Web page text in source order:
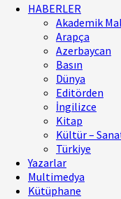
HABERLER
Akademik
Arapça
Azerbaycan
Basın
Dünya
Editörden
İngilizce
Kitap
Kültür –
Türkiye
Yazarlar
Multimedya
Kütüphane